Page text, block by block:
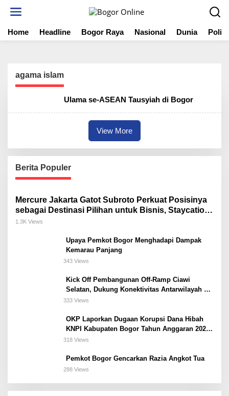
t
Home Headline Bogor Raya Nasional Dunia
agama islam
Ulama se-ASEAN Tausyiah di Bogor
View More
Berita Populer
Mercure Jakarta Gatot Subroto Perkuat Posisinya
sebagai Destinasi Pilihan untuk Bisnis, Staycation,
Meeting, dan Kuliner di Jakarta Selatan
1.3K Views
Upaya Pemkot Bogor Menghadapi Dampak
Kemarau Panjang
343 Views
Kick Off Pembangunan Off-Ramp Ciawi
Selatan, Dukung Konektivitas Antarwilayah di
Bogor Selatan
333 Views
OKP Laporkan Dugaan Korupsi Dana Hibah
KNPI Kabupaten Bogor Tahun Anggaran 2025
Ke Kejaksaan
318 Views
Pemkot Bogor Gencarkan Razia Angkot Tua
288 Views